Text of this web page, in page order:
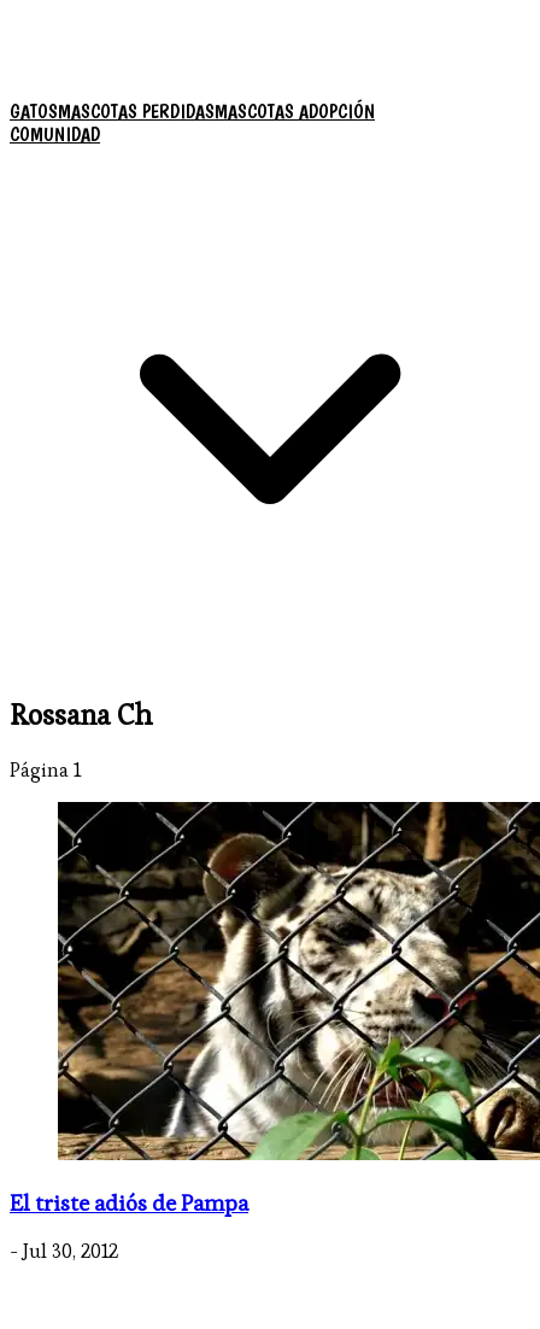
GATOSMASCOTAS PERDIDASMASCOTAS ADOPCIÓN
COMUNIDAD
Rossana Ch
Página 1
El triste adiós de Pampa
- Jul 30, 2012